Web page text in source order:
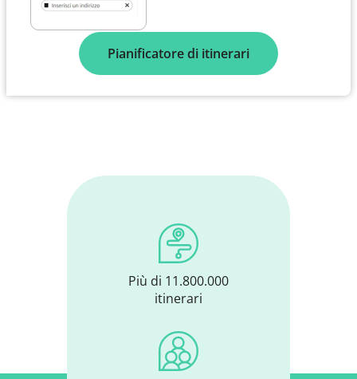
Pianificatore di itinerari
Più di 11.800.000
itinerari